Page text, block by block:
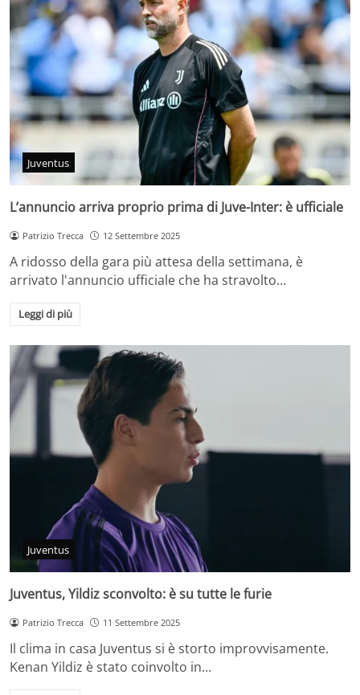
Juventus
L’annuncio arriva proprio prima di Juve-Inter: è ufficiale
Patrizio Trecca 12 Settembre 2025
A ridosso della gara più attesa della settimana, è
arrivato l'annuncio ufficiale che ha stravolto…
Leggi di più
Juventus
Juventus, Yildiz sconvolto: è su tutte le furie
Patrizio Trecca 11 Settembre 2025
Il clima in casa Juventus si è storto improvvisamente.
Kenan Yildiz è stato coinvolto in…